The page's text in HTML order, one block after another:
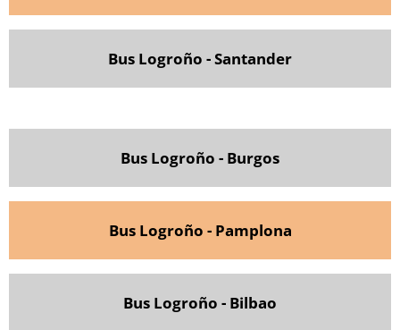
Bus Logroño - Santander
Bus Logroño - Burgos
Bus Logroño - Pamplona
Bus Logroño - Bilbao